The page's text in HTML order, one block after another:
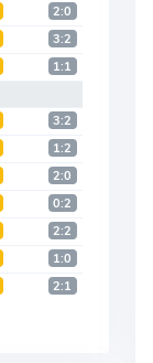
2:0
3:2
1:1
3:2
1:2
2:0
0:2
2:2
1:0
2:1